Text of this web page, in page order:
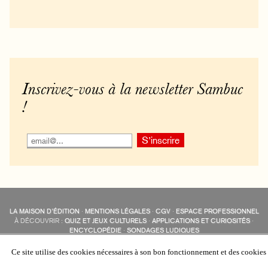
Inscrivez-vous à la newsletter Sambuc
!
LA MAISON D’ÉDITION · MENTIONS LÉGALES· CGV· ESPACE PROFESSIONNEL
À DÉCOUVRIR : QUIZ ET JEUX CULTURELS · APPLICATIONS ET CURIOSITÉS ·
ENCYCLOPÉDIE· SONDAGES LUDIQUES
COLLECTIONS :SAMBUC·ÉDISOLUM·REVUE LITTÉRAIREL’EAU-FORTE
Ce site utilise des cookies nécessaires à son bon fonctionnement et des cookies